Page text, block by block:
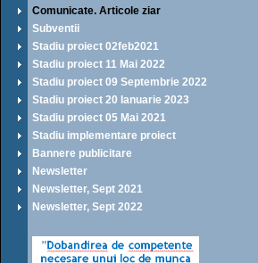
Comunicate. Articole ziar
Subventii
Stadiu proiect 02feb2021
Stadiu proiect 11 Mai 2022
Stadiu proiect 09 Septembrie 2022
Stadiu proiect 20 Ianuarie 2023
Stadiu proiect 05 Mai 2021
Stadiu implementare proiect
Bannere publicitare
Newsletter
Newsletter, Sept 2021
Newsletter, Sept 2022